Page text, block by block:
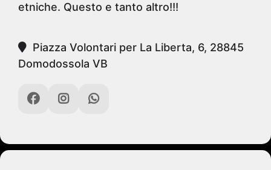
etniche. Questo e tanto altro!!!
Piazza Volontari per La Liberta, 6, 28845
Domodossola VB